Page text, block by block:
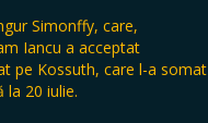
Simonffy, care,
Iancu a acceptat
pe Kossuth, care l-a somat
la 20 iulie.